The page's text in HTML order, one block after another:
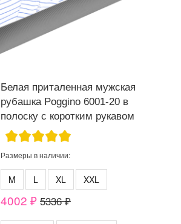
Белая приталенная мужская
рубашка Poggino 6001-20 в
полоску с коротким рукавом
Размеры в наличии:
M L XL XXL
4002 ₽ 5336 ₽